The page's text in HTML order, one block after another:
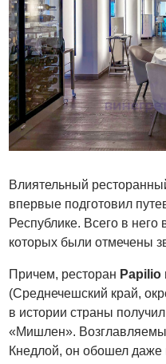
Влиятельный
впервые подготовил
Республике. Всего в
которых были отмечены
Причем, ресторан Papilio
(Среднечешский край,
в истории страны
«Мишлен».
Кнедлой, он обошел